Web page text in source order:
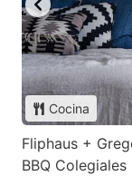
Cocina
Fliphaus +
BBQ Colegiales